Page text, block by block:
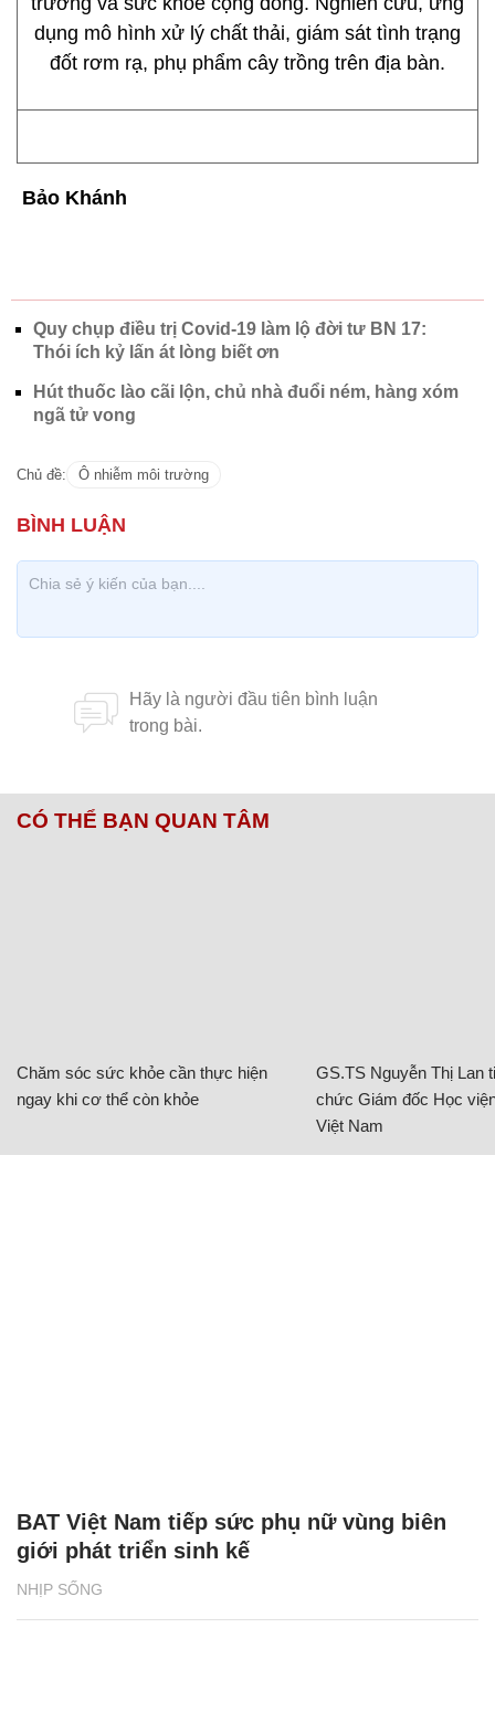
dụng mô hình xử lý chất thải, giám sát tình trạng
đốt rơm rạ, phụ phẩm cây trồng trên địa bàn.
Bảo Khánh
Quy chụp điều trị Covid-19 làm lộ đời tư BN 17:
Thói ích kỷ lấn át lòng biết ơn
Hút thuốc lào cãi lộn, chủ nhà đuổi ném, hàng xóm
ngã tử vong
Chủ đề: Ô nhiễm môi trường
CÓ THỂ BẠN QUAN TÂM
Chăm sóc sức khỏe cần thực hiện
ngay khi cơ thể còn khỏe
GS.TS Nguyễn Thị Lan
chức Giám đốc Học
Việt Nam
NHỊP SỐNG
BAT Việt Nam tiếp sức phụ nữ vùng biên
giới phát triển sinh kế